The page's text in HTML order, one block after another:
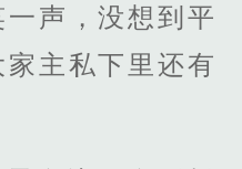
声，没想到平
主私下里还有